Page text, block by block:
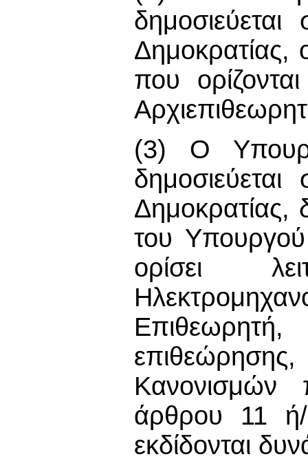
Δημοκρατίας,
που
(3) Ο
του
ορίσει
Κανονισμών
άρθρου 11 ή/
εκδίδονται